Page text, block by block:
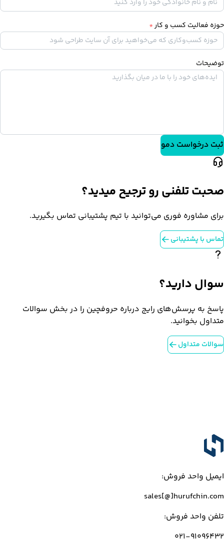
حوزه فعالیت کسب و کار*
توضیحات
ثبت درخواست دمو
صحبت تلفنی رو ترجیح میدید؟
برای مشاوره فوری می‌توانید با تیم پشتیبانی تماس بگیرید.
تماس با پشتیبانی
سوال دارید؟
پاسخ به پرسش‌های رایج درباره حروفچین را در بخش سوالات
متداول بخوانید.
سوالات متداول
ایمیل واحد فروش:
sales[@]hurufchin.com
تلفن واحد فروش:
۰۲۱-۹۱۰۹۶۴۳۲